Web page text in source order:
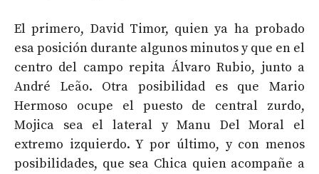
El primero, David Timor, quien ya ha probado
esa posición durante algunos minutos y que en el
centro del campo repita Álvaro Rubio, junto a
André Leão. Otra posibilidad es que Mario
Hermoso ocupe el puesto de central zurdo,
Mojica sea el lateral y Manu Del Moral el
extremo izquierdo. Y por último, y con menos
posibilidades, que sea Chica quien acompañe a